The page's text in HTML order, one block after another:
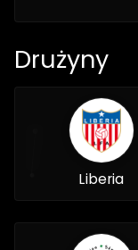
Drużyny
Liberia